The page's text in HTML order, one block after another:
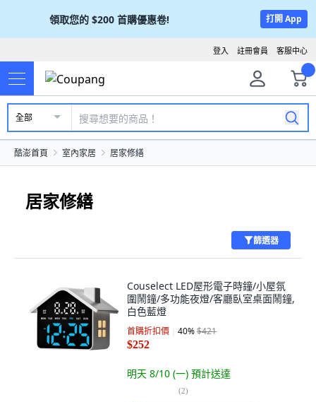
領取您的 $200 首購優惠卷! 打開 App
客服中心
註冊會員
登入
全部
酷澎首頁 室內家居 居家修繕
居家修繕
篩選器
Couselect LED屋形電子時鐘/小屋氛
圍鬧鐘/多功能夜燈/客廳臥室桌面鬧鐘,
白色藍燈
首購折扣價 40%$421
$252
明天 8/10 (一) 預計送達
(2)